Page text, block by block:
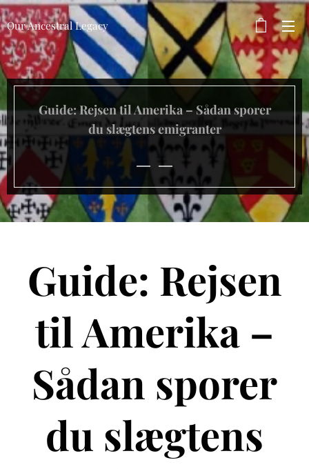
Our Ancestral Legacy
Guide: Rejsen til Amerika – Sådan sporer
du slægtens emigranter
Guide: Rejsen
til Amerika –
Sådan sporer
du slægtens